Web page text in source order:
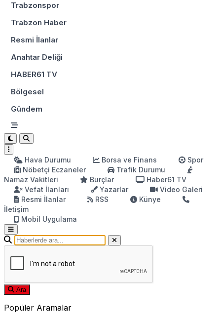
Trabzonspor
Trabzon Haber
Resmi İlanlar
Anahtar Deliği
HABER61 TV
Bölgesel
Gündem
Hava Durumu Borsa ve Finans
Spor
Nöbetçi Eczaneler
Trafik Durumu
Namaz Vakitleri
Burçlar
Haber61 TV
Vefat İlanları
Yazarlar
Video Galeri
Resmi İlanlar
RSS
Künye
İletişim
Mobil Uygulama
Ara
Popüler Aramalar